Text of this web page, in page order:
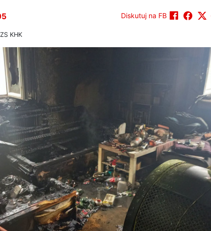
Diskutuj na FB
KHK